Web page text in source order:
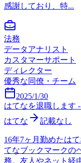
感謝しており、特...
法務
データアナリスト
カスタマーサポート
ディレクター
優秀な同僚・チーム
2025/1/30
はてなを退職します
はてな
記載なし
16年7ヶ月勤めたは
てなブックマークの
務。友人やネット経